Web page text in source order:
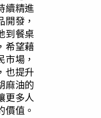
續精進
發，
到餐桌
希望藉
場，
也提升
麻油的
更多人
值。